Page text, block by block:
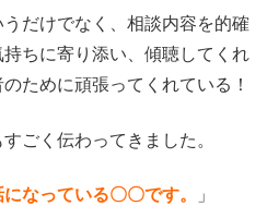
だけでなく、相談内容を的確
ちに寄り添い、傾聴してくれ
ために頑張ってくれている！
ごく伝わってきました。
なっている〇〇です。 」